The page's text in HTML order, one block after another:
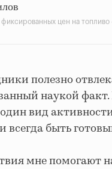
цен на топливо
полезно
наукой
вид
всегда быть
мне помогают